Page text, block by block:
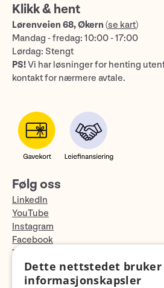
Klikk & hent
Lørenveien 68, Økern (se kart)
Mandag - fredag: 10:00 - 17:00
Lørdag: Stengt
PS!Vi har løsninger for henting
kontakt for nærmere avtale.
Følg oss
LinkedIn
YouTube
Instagram
Facebook
TikTok
Fotopodden
Dette nettstedet bruker
informasjonskapsler